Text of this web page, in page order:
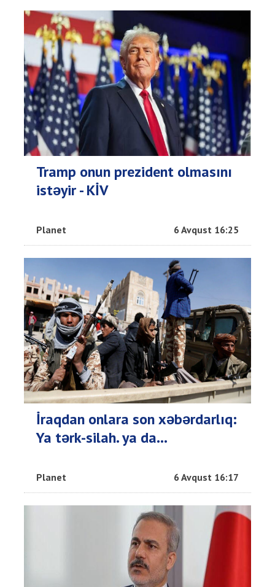
Tramp onun prezident olmasını
istəyir - KİV
Planet 6 Avqust 16:25
İraqdan onlara son xəbərdarlıq:
Ya tərk-silah. ya da…
Planet 6 Avqust 16:17